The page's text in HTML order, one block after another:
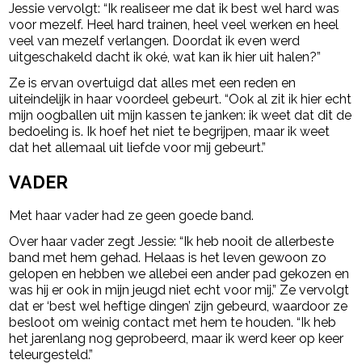
Jessie vervolgt: “Ik realiseer me dat ik best wel hard was
voor mezelf. Heel hard trainen, heel veel werken en heel
veel van mezelf verlangen. Doordat ik even werd
uitgeschakeld dacht ik oké, wat kan ik hier uit halen?”
Ze is ervan overtuigd dat alles met een reden en
uiteindelijk in haar voordeel gebeurt. “Ook al zit ik hier echt
mijn oogballen uit mijn kassen te janken: ik weet dat dit de
bedoeling is. Ik hoef het niet te begrijpen, maar ik weet
dat het allemaal uit liefde voor mij gebeurt.”
VADER
Met haar vader had ze geen goede band.
Over haar vader zegt Jessie: “Ik heb nooit de allerbeste
band met hem gehad. Helaas is het leven gewoon zo
gelopen en hebben we allebei een ander pad gekozen en
was hij er ook in mijn jeugd niet echt voor mij.” Ze vervolgt
dat er ‘best wel heftige dingen’ zijn gebeurd, waardoor ze
besloot om weinig contact met hem te houden. “Ik heb
het jarenlang nog geprobeerd, maar ik werd keer op keer
teleurgesteld.”